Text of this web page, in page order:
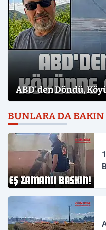
ABD'den Döndü,
BUNLARA DA BAKIN